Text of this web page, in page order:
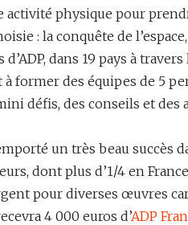
activité physique pour
: la conquête de
d’ADP, dans 19 pays à
à former des équipes de 5
défis, des conseils et des
un très beau succès
dont plus d’1/4 en
pour diverses œuvres
4 000 euros d’ADP